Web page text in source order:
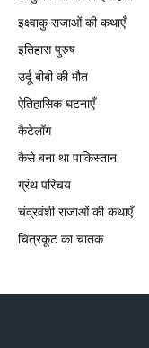
इक्ष्वाकु राजाओं की कथाएँ
इतिहास पुरुष
उर्दू बीबी की मौत
ऐतिहासिक घटनाएँ
कैटेलॉग
कैसे बना था पाकिस्तान
ग्रंथ परिचय
चंद्रवंशी राजाओं की कथाएँ
चित्रकूट का चातक